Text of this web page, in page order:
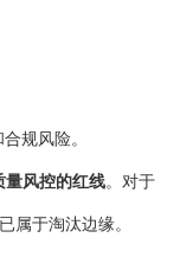
规风险。
量风控的红线。对于
属于淘汰边缘。